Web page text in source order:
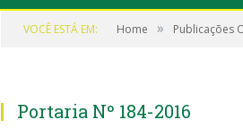
VOCÊ ESTÁ EM: Home » Publicações
Portaria Nº 184-2016